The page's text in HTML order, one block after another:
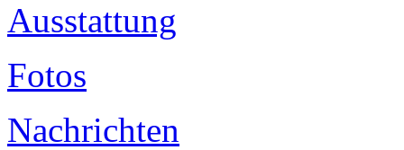
Ausstattung
Fotos
Nachrichten